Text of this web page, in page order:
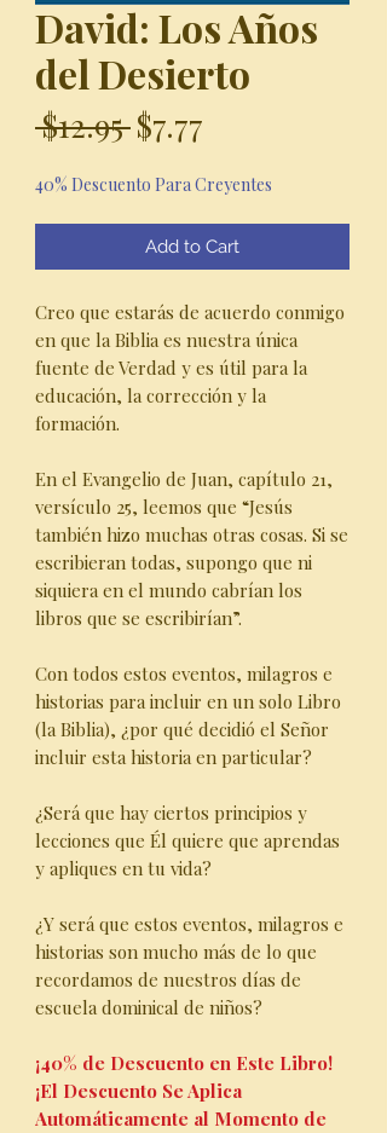
David: Los Años
del Desierto
$12.95 Regular
$7.77
40% Descuento Para Creyentes
Add to Cart
Creo que estarás de acuerdo conmigo
en que la Biblia es nuestra única
fuente de Verdad y es útil para la
educación, la corrección y la
formación.
En el Evangelio de Juan, capítulo 21,
versículo 25, leemos que “Jesús
también hizo muchas otras cosas. Si se
escribieran todas, supongo que ni
siquiera en el mundo cabrían los
libros que se escribirían”.
Con todos estos eventos, milagros e
historias para incluir en un solo Libro
(la Biblia), ¿por qué decidió el Señor
incluir esta historia en particular?
¿Será que hay ciertos principios y
lecciones que Él quiere que aprendas
y apliques en tu vida?
¿Y será que estos eventos, milagros e
historias son mucho más de lo que
recordamos de nuestros días de
escuela dominical de niños?
¡40% de Descuento en Este Libro!
¡El Descuento Se Aplica
Automáticamente al Momento de